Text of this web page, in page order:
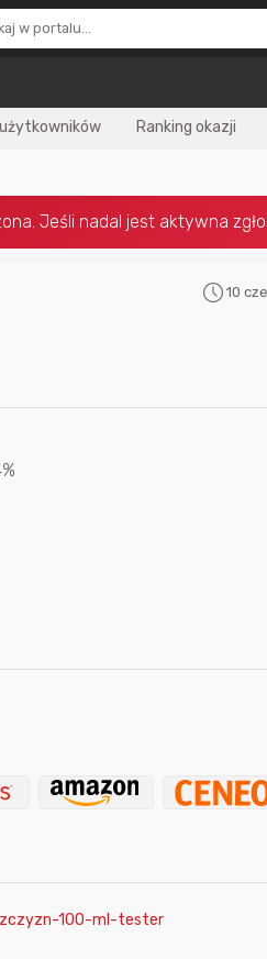
Ranking okazji
10 cze
100-ml-tester